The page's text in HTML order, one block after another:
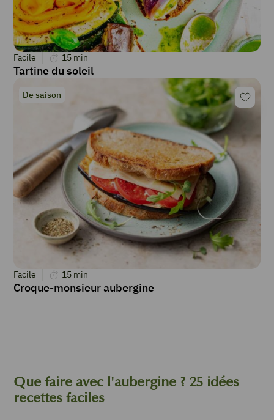
Facile 15 min
Tartine du soleil
De saison
Facile 15 min
Croque-monsieur aubergine
Que faire avec l'aubergine ? 25 idées
recettes faciles